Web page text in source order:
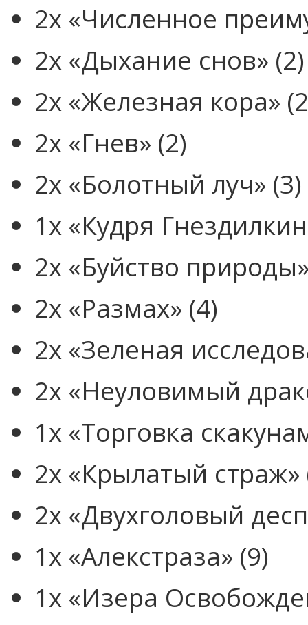
2x «Численное
2x «Дыхание снов» (2)
2x «Железная кора»
2x «Гнев» (2)
2x «Болотный луч» (3)
1x «Кудря
2x «Буйство
2x «Размах» (4)
2x «Зеленая
2x «Неуловимый
1x «Торговка
2x «Крылатый страж»
2x «Двухголовый
1x «Алекстраза» (9)
1x «Изера